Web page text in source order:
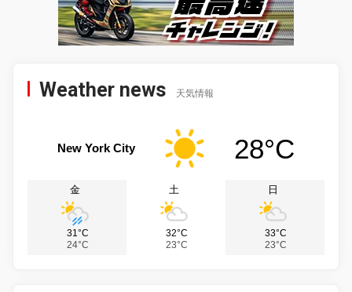
Weather news 天気情報
New York City 28°C
金
31°C
24°C
土
32°C
23°C
日
33°C
23°C